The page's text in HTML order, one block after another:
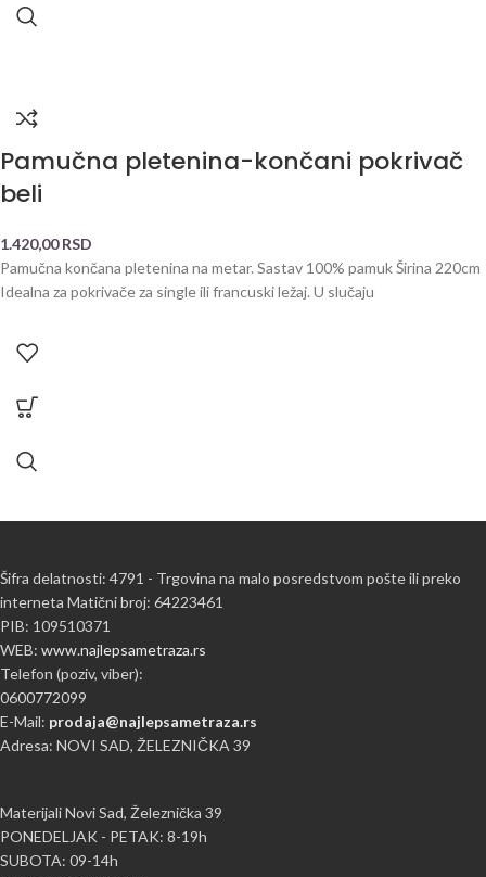
Pamučna pletenina-končani pokrivač
beli
1.420,00RSD
Pamučna končana pletenina na metar. Sastav 100% pamuk Širina 220cm
Idealna za pokrivače za single ili francuski ležaj. U slučaju
Šifra delatnosti: 4791 - Trgovina na malo posredstvom pošte ili preko
interneta Matični broj: 64223461
PIB: 109510371
WEB: www.najlepsametraza.rs
Telefon (poziv, viber):
0600772099
E-Mail: prodaja@najlepsametraza.rs
Adresa: NOVI SAD, ŽELEZNIČKA 39
Materijali Novi Sad, Železnička 39
PONEDELJAK - PETAK: 8-19h
SUBOTA: 09-14h